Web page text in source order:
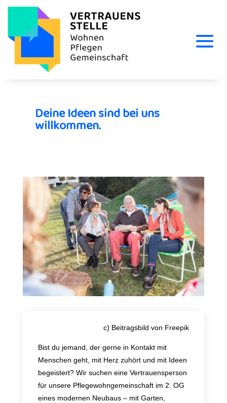
Deine Ideen sind bei uns
willkommen.
c) Beitragsbild von Freepik
Bist du jemand, der gerne in Kontakt mit
Menschen geht, mit Herz zuhört und mit Ideen
begeistert? Wir suchen eine Vertrauensperson
für unsere Pflegewohngemeinschaft im 2. OG
eines modernen Neubaus – mit Garten,